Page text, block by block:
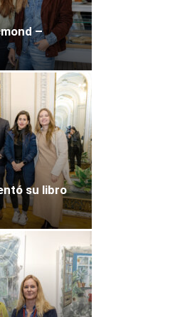
–
su libro